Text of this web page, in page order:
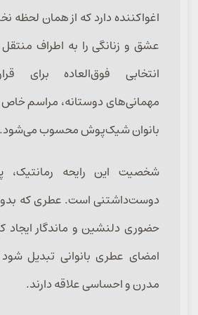
اغواکننده دارد که از همان
عشق و زنانگی را به اطراف
انتخابی فوق‌العاده برای
مهمانی‌های دوستانه، مراسم خاص
بانوان شیک‌پوش محسوب می‌شود.
شخصیت این رایحه رمانتیک،
دوست‌داشتنی است. عطری که
حضوری دلنشین و ماندگار ایجاد
امضای عطری بانوانی تبدیل
مدرن و احساسی علاقه دارند.